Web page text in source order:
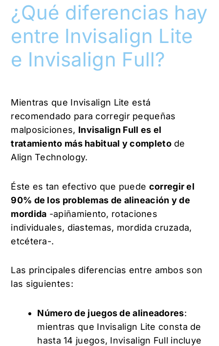
¿Qué diferencias hay
entre Invisalign Lite
e Invisalign Full?
Mientras que Invisalign Lite está
recomendado para corregir pequeñas
malposiciones, Invisalign Full es el
tratamiento más habitual y completode
Align Technology.
Éste es tan efectivo que puede corregir el
90% de los problemas de alineación y de
mordida -apiñamiento, rotaciones
individuales, diastemas, mordida cruzada,
etcétera-.
Las principales diferencias entre ambos son
las siguientes:
Número de juegos de alineadores:
mientras que Invisalign Lite consta de
hasta 14 juegos, Invisalign Full incluye